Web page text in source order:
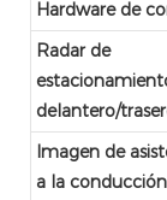
Hardware de
Radar de
delantero/
Imagen de
a la conducción